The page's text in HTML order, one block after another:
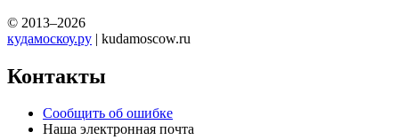
© 2013–2026
кудамоскоу.ру | kudamoscow.ru
Контакты
Сообщить об ошибке
Наша электронная почта